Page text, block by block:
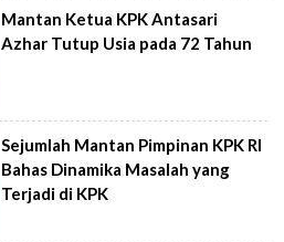
Mantan Ketua KPK Antasari
Azhar Tutup Usia pada 72 Tahun
Sejumlah Mantan Pimpinan KPK RI
Bahas Dinamika Masalah yang
Terjadi di KPK